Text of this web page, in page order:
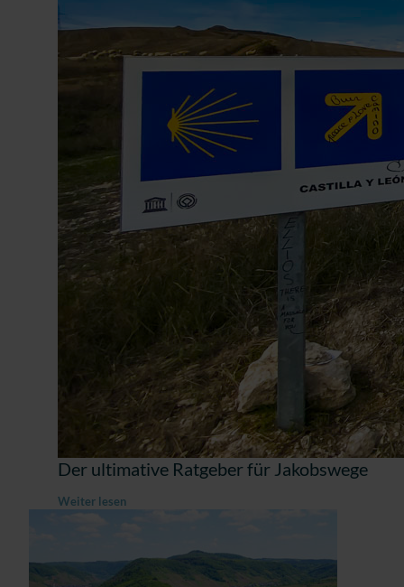
Der ultimative Ratgeber für Jakobswege
Weiter lesen